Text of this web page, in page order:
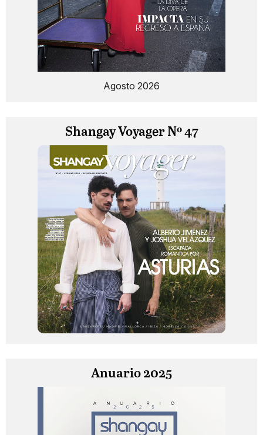
Agosto 2026
Shangay Voyager Nº 47
Anuario 2025